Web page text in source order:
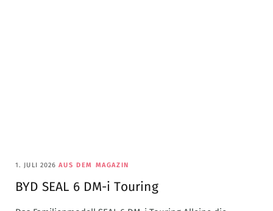
1. JULI 2026 AUS DEM MAGAZIN
BYD SEAL 6 DM-i Touring